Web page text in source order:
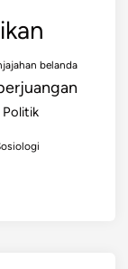
belanda
Politik